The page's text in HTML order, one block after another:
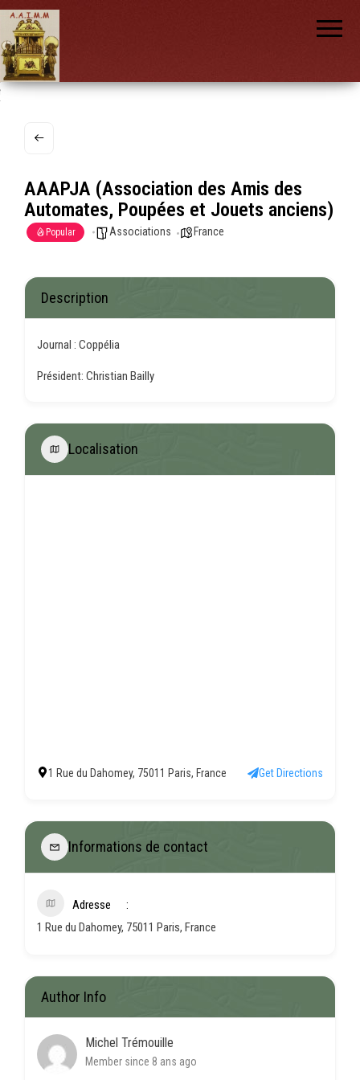
Musique
AAAPJA (Association des Amis des
Automates, Poupées et Jouets anciens)
Popular Associations France
Description
Journal : Coppélia
Président: Christian Bailly
Localisation
1 Rue du Dahomey, 75011 Paris, France Get Directions
Informations de contact
Adresse
1 Rue du Dahomey, 75011 Paris, France
Author Info
Michel Trémouille
Member since 8 ans ago